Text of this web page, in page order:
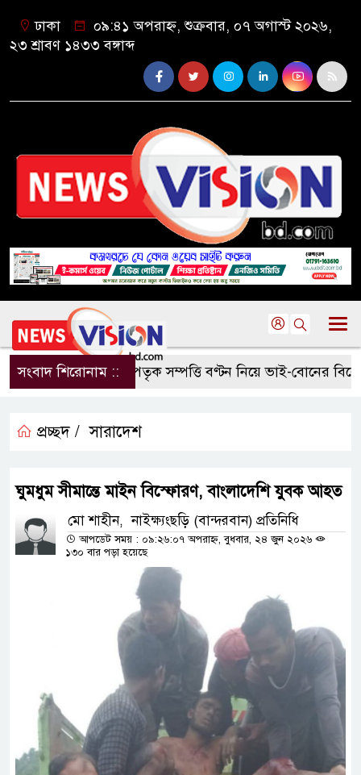
ঢাকা
০৯:৪১ অপরাহ্ন, শুক্রবার, ০৭ অগাস্ট ২০২৬,
২৩ শ্রাবণ ১৪৩৩ বঙ্গাব্দ
সংবাদ শিরোনাম ::পৈতৃক সম্পত্তি বণ্টন নিয়ে ভাই-বোনের
প্রচ্ছদ / সারাদেশ
ঘুমধুম সীমান্তে মাইন বিস্ফোরণ, বাংলাদেশি যুবক আহত
মো শাহীন, নাইক্ষ্যংছড়ি (বান্দরবান) প্রতিনিধি
আপডেট সময় : ০৯:২৬:০৭ অপরাহ্ন, বুধবার, ২৪ জুন ২০২৬
১৩০ বার পড়া হয়েছে